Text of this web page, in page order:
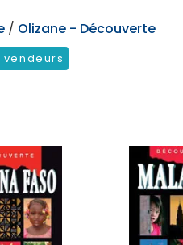
/ Olizane - Découverte